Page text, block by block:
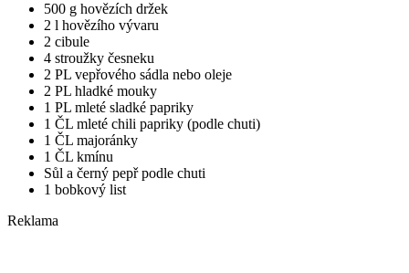
500 g hovězích držek
2 l hovězího vývaru
2 cibule
4 stroužky česneku
2 PL vepřového sádla nebo oleje
2 PL hladké mouky
1 PL mleté sladké papriky
1 ČL mleté chili papriky (podle chuti)
1 ČL majoránky
1 ČL kmínu
Sůl a černý pepř podle chuti
1 bobkový list
Reklama